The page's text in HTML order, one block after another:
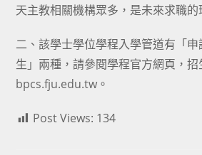
天主教相關機構眾多，是未來求職的
二、該學士學位學程入學管道有「
生」兩種，請參閱學程官方網頁，招
bpcs.fju.edu.tw。
Post Views: 134